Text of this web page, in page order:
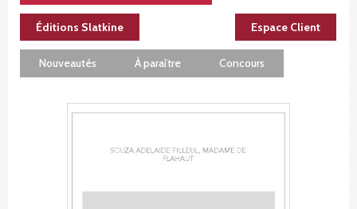
Éditions Slatkine Espace Client
Nouveautés À paraître Concours